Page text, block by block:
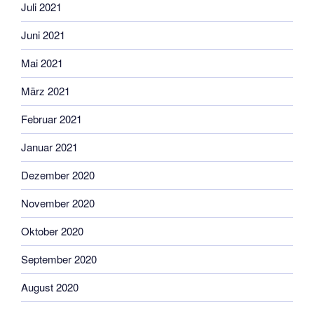
Juli 2021
Juni 2021
Mai 2021
März 2021
Februar 2021
Januar 2021
Dezember 2020
November 2020
Oktober 2020
September 2020
August 2020